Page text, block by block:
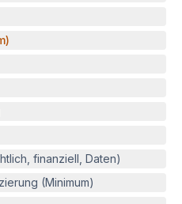
finanziell, Daten)
(Minimum)